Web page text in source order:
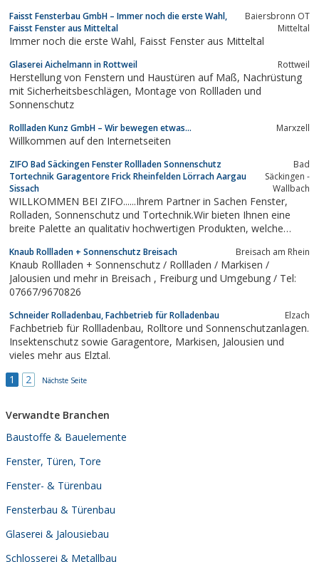
Faisst Fensterbau GmbH – Immer noch die erste Wahl,
Faisst Fenster aus Mitteltal
Baiersbronn OT
Mitteltal
Immer noch die erste Wahl, Faisst Fenster aus Mitteltal
Glaserei Aichelmann in Rottweil Rottweil
Herstellung von Fenstern und Haustüren auf Maß, Nachrüstung
mit Sicherheitsbeschlägen, Montage von Rollladen und
Sonnenschutz
Rollladen Kunz GmbH – Wir bewegen etwas… Marxzell
Willkommen auf den Internetseiten
ZIFO Bad Säckingen Fenster Rollladen Sonnenschutz
Tortechnik Garagentore Frick Rheinfelden Lörrach Aargau
Sissach
Bad
Säckingen -
Wallbach
WILLKOMMEN BEI ZIFO......Ihrem Partner in Sachen Fenster,
Rolladen, Sonnenschutz und Tortechnik.Wir bieten Ihnen eine
breite Palette an qualitativ hochwertigen Produkten, welche
angepasste Lösungen bieten.Zudem bieten wir Ihnen eine
fachmännische Planung (bei Bedarf...
Knaub Rollladen + Sonnenschutz Breisach Breisach am Rhein
Knaub Rollladen + Sonnenschutz / Rollladen / Markisen /
Jalousien und mehr in Breisach , Freiburg und Umgebung / Tel:
07667/9670826
Schneider Rolladenbau, Fachbetrieb für Rolladenbau Elzach
Fachbetrieb für Rollladenbau, Rolltore und Sonnenschutzanlagen.
Insektenschutz sowie Garagentore, Markisen, Jalousien und
vieles mehr aus Elztal.
1
2 Nächste Seite
Verwandte Branchen
Baustoffe & Bauelemente
Fenster, Türen, Tore
Fenster- & Türenbau
Fensterbau & Türenbau
Glaserei & Jalousiebau
Schlosserei & Metallbau